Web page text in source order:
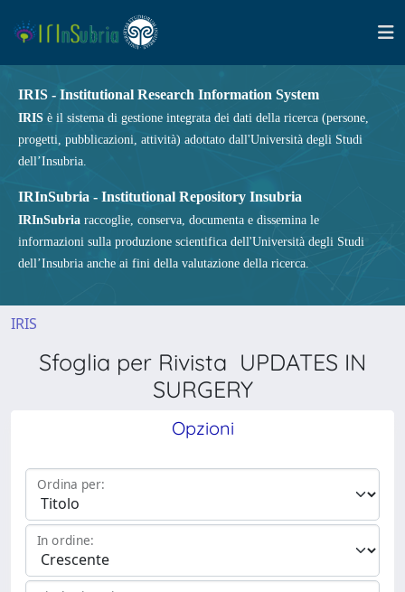
IRIS - Institutional Research Information System
IRIS è il sistema di gestione integrata dei dati della ricerca (persone,
progetti, pubblicazioni, attività) adottato dall'Università degli Studi
dell’Insubria.
IRInSubria - Institutional Repository Insubria
IRInSubria raccoglie, conserva, documenta e dissemina le
informazioni sulla produzione scientifica dell'Università degli Studi
dell’Insubria anche ai fini della valutazione della ricerca.
IRIS
Sfoglia per Rivista UPDATES IN
SURGERY
Opzioni
Ordina per:
In ordine: